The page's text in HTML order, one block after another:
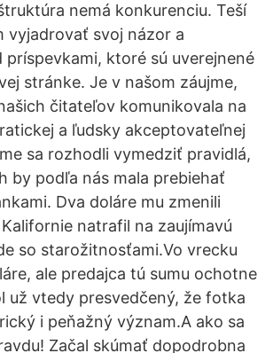
nemá konkurenciu. Teší
vyjadrovať svoj názor a
ktoré sú uverejnené
stránke. Je v našom záujme,
čitateľov komunikovala na
a ľudsky akceptovateľnej
sa rozhodli vymedziť pravidlá,
by podľa nás mala prebiehať
Dva doláre mu zmenili
natrafil na zaujímavú
so starožitnosťami.Vo vrecku
ale predajca tú sumu ochotne
už vtedy presvedčený, že fotka
i peňažný význam.A ako sa
Začal skúmať dopodrobna